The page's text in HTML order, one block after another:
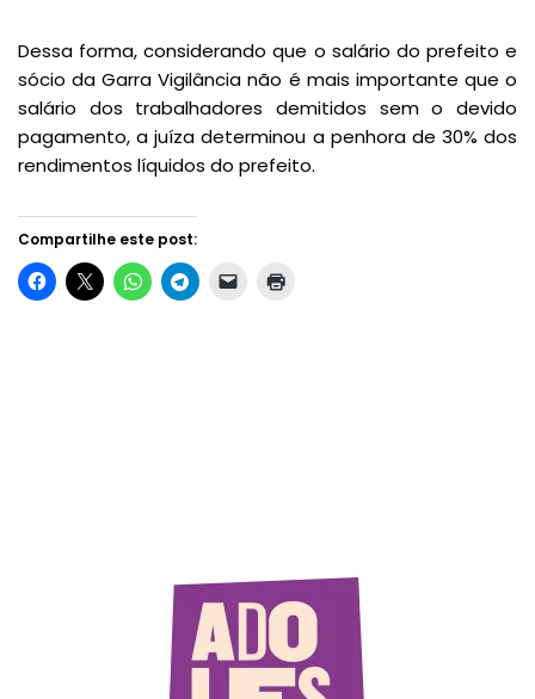
Dessa forma, considerando que o salário do prefeito e
sócio da Garra Vigilância não é mais importante que o
salário dos trabalhadores demitidos sem o devido
pagamento, a juíza determinou a penhora de 30% dos
rendimentos líquidos do prefeito.
Compartilhe este post: